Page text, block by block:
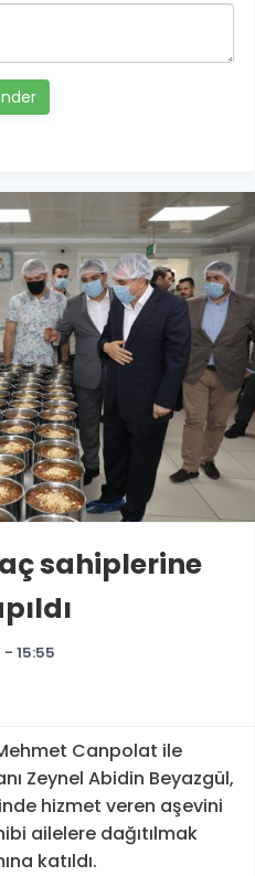
sahiplerine
15:55
Canpolat ile
Zeynel Abidin Beyazgül,
hizmet veren aşevini
ailelere dağıtılmak
katıldı.